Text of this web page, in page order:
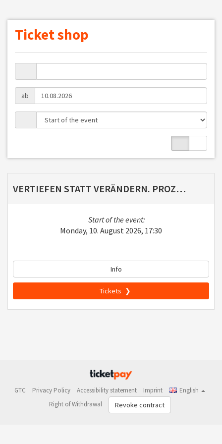
Ticket shop
ab
VERTIEFEN STATT VERÄNDERN. PROZESSORIENTIERTER GRUPPENERFAHRUNGSRAUM. ONLINE MIT SASCHA PAHL 10.8.26 17.30 UHR
Start of the event:
Monday, 10. August 2026, 17:30
Info
Tickets
GTC Privacy Policy Accessibility statement Imprint
English
Right of Withdrawal
Revoke contract